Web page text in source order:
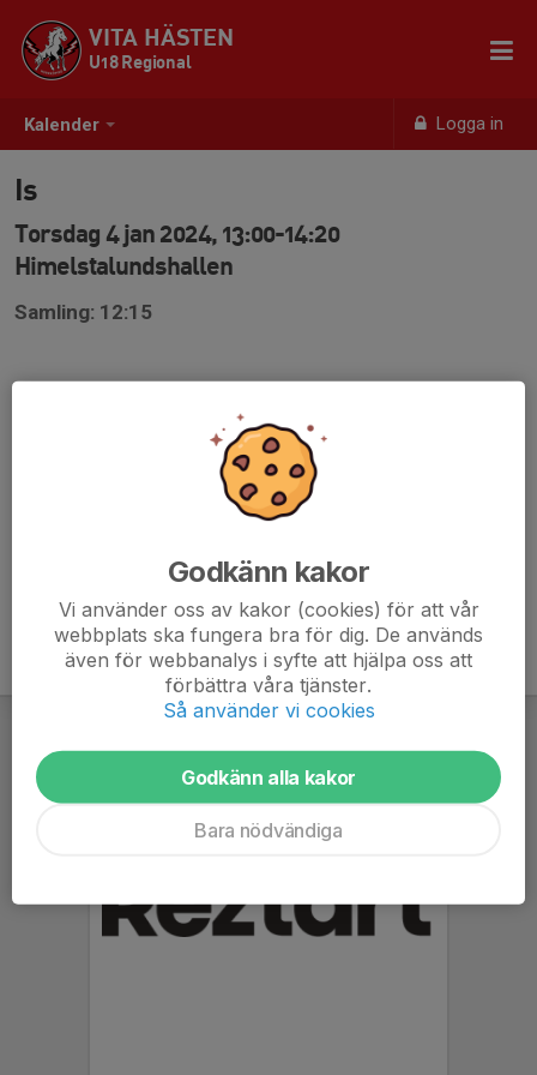
Kalender Logga in
VITA HÄSTEN
U18 Regional
Is
Torsdag 4 jan 2024, 13:00-14:20
Himelstalundshallen
Samling: 12:15
Godkänn kakor
Vi använder oss av kakor (cookies) för att vår
webbplats ska fungera bra för dig. De används
även för webbanalys i syfte att hjälpa oss att
förbättra våra tjänster.
Så använder vi cookies
Godkänn alla kakor
Bara nödvändiga